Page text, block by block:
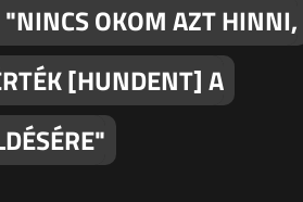
OKOM AZT HINNI,
[HUNDENT] A